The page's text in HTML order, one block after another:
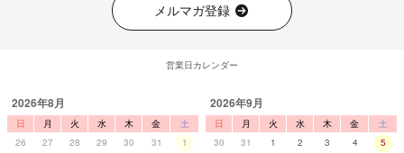
メルマガ登録
営業日カレンダー
2026年8月
日 月 火 水 木 金
土
26
27 28 29 30 31
1
2026年9月
日 月 火 水 木 金
土
30
31 1 2 3 4
5